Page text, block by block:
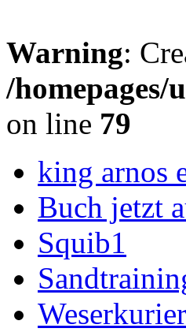
Warning:
/homepages/
on line 79
king arnos
Buch jetzt
Squib1